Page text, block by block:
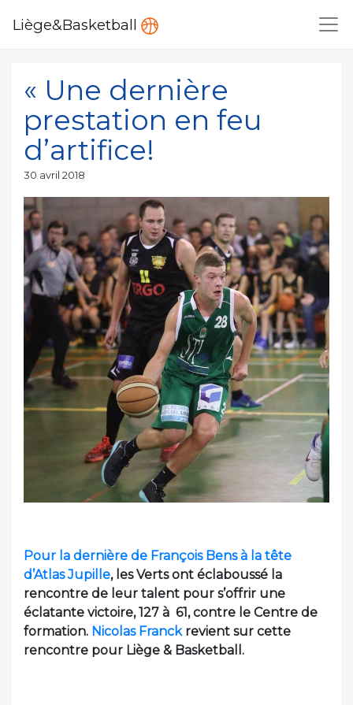
Liège&Basketball
« Une dernière
prestation en feu
d’artifice!
Publié
30 avril 2018
Pour la dernière de François Bens à la tête
d’Atlas Jupille, les Verts ont éclaboussé la
rencontre de leur talent pour s’offrir une
éclatante victoire, 127 à 61, contre le Centre de
formation. Nicolas Franckrevient sur cette
rencontre pour Liège & Basketball.